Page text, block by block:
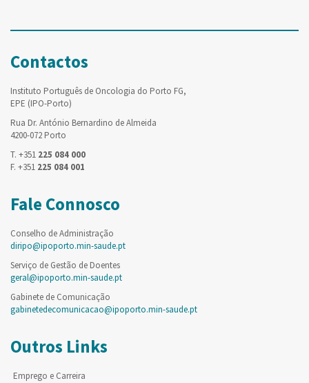
Contactos
Instituto Português de Oncologia do Porto FG,
EPE (IPO-Porto)
Rua Dr. António Bernardino de Almeida
4200-072 Porto
T. +351 225 084 000
F. +351 225 084 001
Fale Connosco
Conselho de Administração
diripo@ipoporto.min-saude.pt
Serviço de Gestão de Doentes
geral@ipoporto.min-saude.pt
Gabinete de Comunicação
gabinetedecomunicacao@ipoporto.min-saude.pt
Outros Links
Emprego e Carreira